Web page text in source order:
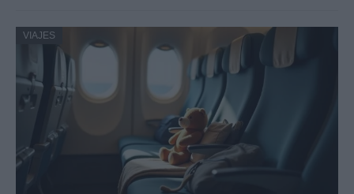
VIAJES